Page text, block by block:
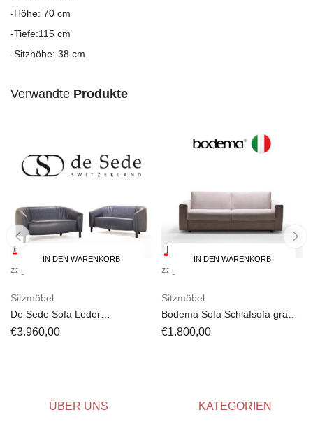
-Höhe: 70 cm
-Tiefe:115 cm
-Sitzhöhe: 38 cm
Verwandte Produkte
zzgl.
IN DEN WARENKORB
Sitzmöbel
De Sede Sofa Leder
dunkelgrün Set
€3.960,00
zzgl.
IN DEN WARENKORB
Sitzmöbel
Bodema Sofa Schlafsofa grau
Stoff
€1.800,00
ÜBER UNS KATEGORIEN